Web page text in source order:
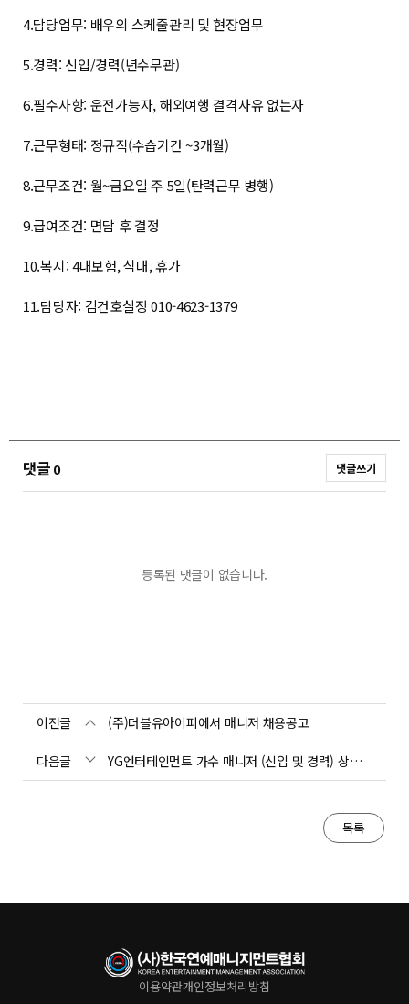
4.담당업무: 배우의 스케줄관리 및 현장업무
5.경력: 신입/경력(년수무관)
6.필수사항: 운전가능자, 해외여행 결격사유 없는자
7.근무형태: 정규직(수습기간 ~3개월)
8.근무조건: 월~금요일 주 5일(탄력근무 병행)
9.급여조건: 면담 후 결정
10.복지: 4대보험, 식대, 휴가
11.담당자: 김건호실장 010-4623-1379
댓글0 댓글쓰기
등록된 댓글이 없습니다.
이전글 (주)더블유아이피에서 매니저 채용공고
다음글 YG엔터테인먼트 가수 매니저 (신입 및 경력) 상시 채용
목록
이용약관개인정보처리방침